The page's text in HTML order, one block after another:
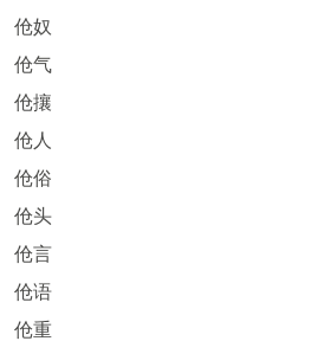
伧奴
伧气
伧攘
伧人
伧俗
伧头
伧言
伧语
伧重